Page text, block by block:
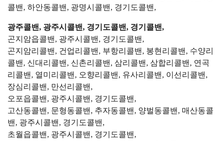
콜밴, 하안동콜밴, 광명시콜밴, 경기도콜밴,
광주콜밴, 광주시콜밴, 경기도콜밴, 경기콜밴,
곤지암읍콜밴, 광주시콜밴, 경기도콜밴,
곤지암리콜밴, 건업리콜밴, 부항리콜밴, 봉현리콜밴, 수양리
콜밴, 신대리콜밴, 신촌리콜밴, 삼리콜밴, 삼합리콜밴, 연곡
리콜밴, 열미리콜밴, 오향리콜밴, 유사리콜밴, 이선리콜밴,
장심리콜밴, 만선리콜밴,
오포읍콜밴, 광주시콜밴, 경기도콜밴,
고산동콜밴, 문형동콜밴, 추자동콜밴, 양벌동콜밴, 매산동콜
밴, 광주시콜밴, 경기도콜밴,
초월읍콜밴, 광주시콜밴, 경기도콜밴,